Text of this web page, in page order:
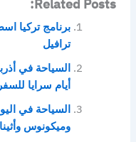
Related Posts:
برنامج تركيا
ترافيل
أيام سرايا
وميكونوس وأثينا